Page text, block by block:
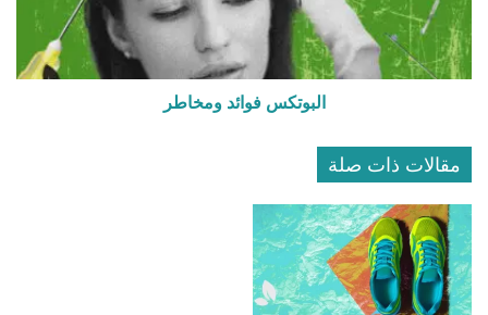
البوتكس فوائد ومخاطر
مقالات ذات صلة